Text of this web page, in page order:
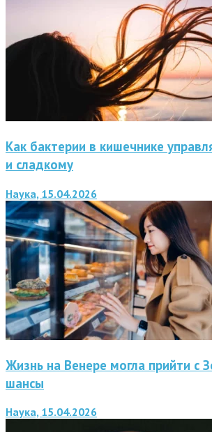
Как бактерии в кишечнике
и сладкому
Наука, 15.04.2026
Жизнь на Венере могла прийти с
шансы
Наука, 15.04.2026